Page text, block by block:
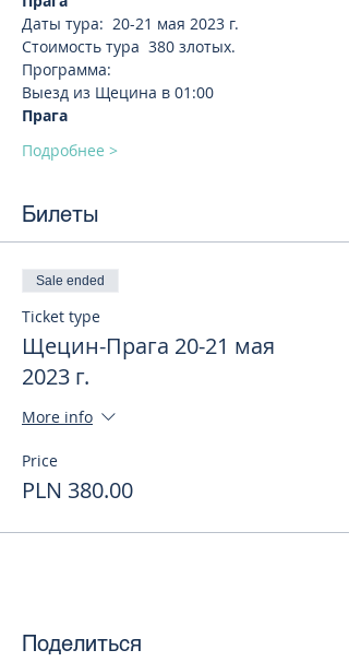
Даты тура:  20-21 мая 2023 г.
Стоимость тура  380 злотых.
Программа:
Выезд из Щецина в 01:00
Прага
Подробнее >
Билеты
Sale ended
Ticket type
Щецин-Прага 20-21 мая
2023 г.
More info
Price
PLN 380.00
Поделиться